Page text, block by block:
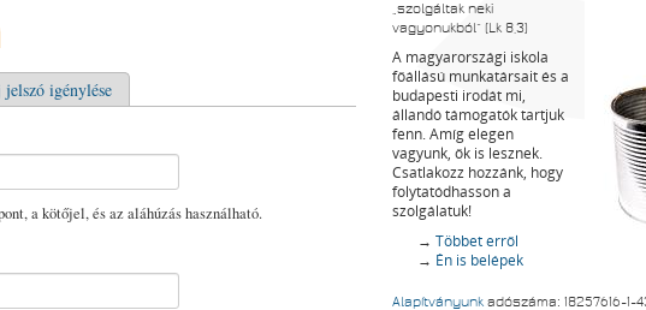
igénylése
a kötőjel, és az aláhúzás használható.
szolgáltak neki
vagyonukból
(Lk 8,3)
A magyarországi iskola
főállású munkatársait és a
budapesti irodát mi,
állandó támogatók tartjuk
fenn. Amíg elegen
vagyunk, ők is lesznek.
Csatlakozz hozzánk, hogy
folytatódhasson a
szolgálatuk!
→ Többet erről
→ Én is belépek
Alapítványunk adószáma: 18257616-1-